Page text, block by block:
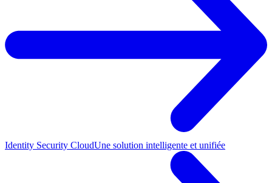
Identity Security CloudUne solution intelligente et unifiée